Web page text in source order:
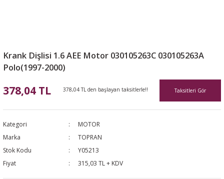
Krank Dişlisi 1.6 AEE Motor 030105263C 030105263A
Polo(1997-2000)
378,04 TL 378,04 TL den başlayan taksitlerle!! Taksitleri Gör
Kategori
MOTOR
Marka
TOPRAN
Stok Kodu
Y05213
Fiyat
315,03 TL + KDV